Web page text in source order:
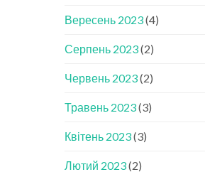
Вересень 2023(4)
Серпень 2023(2)
Червень 2023(2)
Травень 2023(3)
Квітень 2023(3)
Лютий 2023(2)